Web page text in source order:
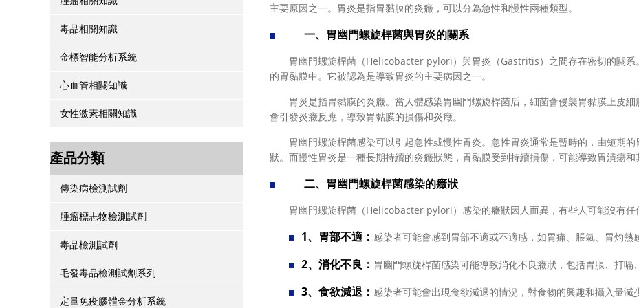
毒品相關知識
金標智能分析系統
心血管相關知識
女性激素相關知識
產品分類
傳染病檢測試劑
腫瘤標志物檢測試劑
毒品檢測試劑
毛發毒品檢測試劑系列
定量免疫膠體金分析系統
主要原因之一。胃炎是指胃黏膜的炎癥，可以分為急性和慢性兩種類型。
一、胃幽門螺旋桿菌與胃炎的關系
胃幽門螺旋桿菌（Helicobacter pylori）與胃炎（Gastritis）之間存在密切的關系
的胃黏膜中。它被認為是導致胃炎的主要病因之一。
胃炎是指胃黏膜的炎癥。當人體感染胃幽門螺旋桿菌后，細菌會侵襲胃黏膜上皮細
會引發炎癥反應，導致胃黏膜的損傷和炎癥。
胃幽門螺旋桿菌感染可以引起急性或慢性胃炎。急性胃炎通常是暫時的，由短期的
狀。而慢性胃炎是一種長期持續的炎癥狀態，胃黏膜受到持續損傷，可能導致胃潰瘍和
二、胃幽門螺旋桿菌感染的癥狀
胃幽門螺旋桿菌（Helicobacter pylori）感染的癥狀因人而異，有些人可能沒有任
1、胃部不適： 感染者可能會感到胃部不適或不適感，如胃痛、脹氣、胃灼熱
2、消化不良： 胃幽門螺旋桿菌感染可能導致消化不良癥狀，包括胃脹、打嗝
3、食欲減退： 感染者可能會出現食欲減退的情況，對食物的興趣和攝入量減